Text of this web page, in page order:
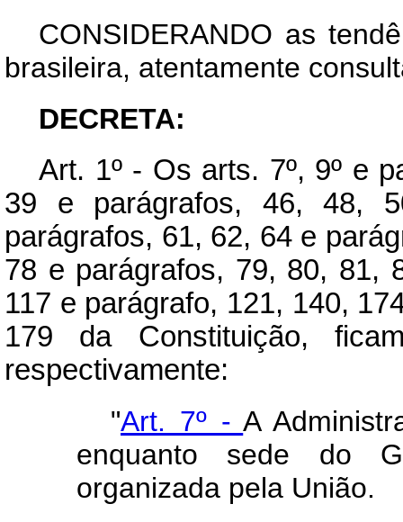
CONSIDERANDO as
brasileira, atentamente
DECRETA:
Art. 1º - Os arts. 7º, 9º e
39 e parágrafos, 46, 48,
parágrafos, 61, 62, 64 e
78 e parágrafos, 79, 80, 81,
117 e parágrafo, 121, 140,
179 da Constituição,
respectivamente:
"Art. 7º -A
enquanto sede do
organizada pela União.